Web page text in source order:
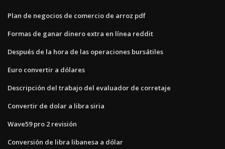
Plan de negocios de comercio de arroz pdf
Formas de ganar dinero extra en línea reddit
Después de la hora de las operaciones bursátiles
Euro convertir a dólares
Descripción del trabajo del evaluador de corretaje
Convertir de dolar a libra siria
Wave59 pro 2 revisión
Conversión de libra libanesa a dólar